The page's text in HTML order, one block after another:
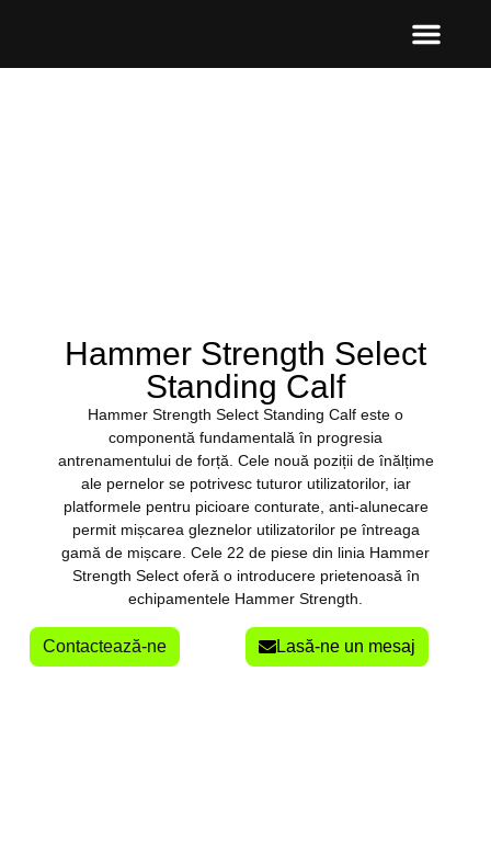
Hammer Strength Select
Standing Calf
Hammer Strength Select Standing Calf este o
componentă fundamentală în progresia
antrenamentului de forță. Cele nouă poziții de înălțime
ale pernelor se potrivesc tuturor utilizatorilor, iar
platformele pentru picioare conturate, anti-alunecare
permit mișcarea gleznelor utilizatorilor pe întreaga
gamă de mișcare. Cele 22 de piese din linia Hammer
Strength Select oferă o introducere prietenoasă în
echipamentele Hammer Strength.
Contactează-ne Lasă-ne un mesaj